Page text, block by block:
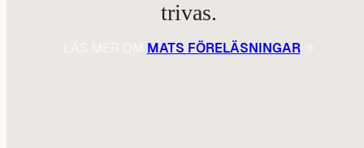
trivas.
MATS FÖRELÄSNINGAR→